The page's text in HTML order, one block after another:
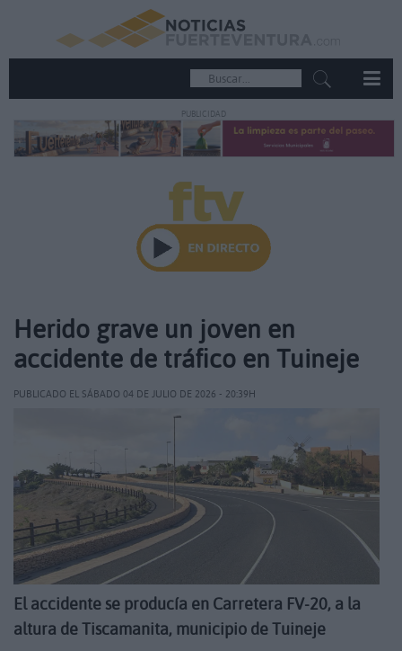
PUBLICIDAD
Herido grave un joven en
accidente de tráfico en Tuineje
PUBLICADO EL SÁBADO 04 DE JULIO DE 2026 - 20:39H
El accidente se producía en Carretera FV-20, a la
altura de Tiscamanita, municipio de Tuineje